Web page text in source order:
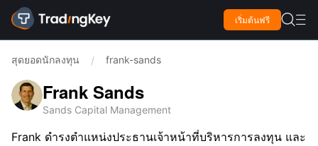
เริ่มต้นฟรี  
สุดยอดนักลงทุน / frank-sands
Frank Sands
Sands Capital Management
Frank ดำรงตำแหน่งประธานเจ้าหน้าที่บริหารการลงทุน และ